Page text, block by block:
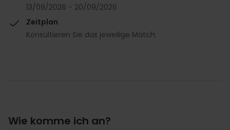
13/09/2026 - 20/09/2026
Zeitplan
Konsultieren Sie das jeweilige Match.
Wie komme ich an?